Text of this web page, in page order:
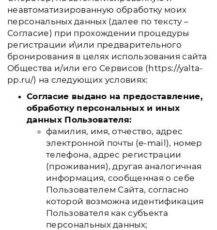
неавтоматизированную обработку моих
персональных данных (далее по тексту –
Согласие) при прохождении процедуры
регистрации и\или предварительного
бронирования в целях использования сайта
Общества и/или его Сервисов (https://yalta-
pp.ru/) на следующих условиях:
Согласие выдано на предоставление,
обработку персональных и иных
данных Пользователя:
фамилия, имя, отчество, адрес
электронной почты (e-mail), номер
телефона, адрес регистрации
(проживания), другая аналогичная
информация, сообщенная о себе
Пользователем Сайта, согласно
которой возможна идентификация
Пользователя как субъекта
персональных данных;